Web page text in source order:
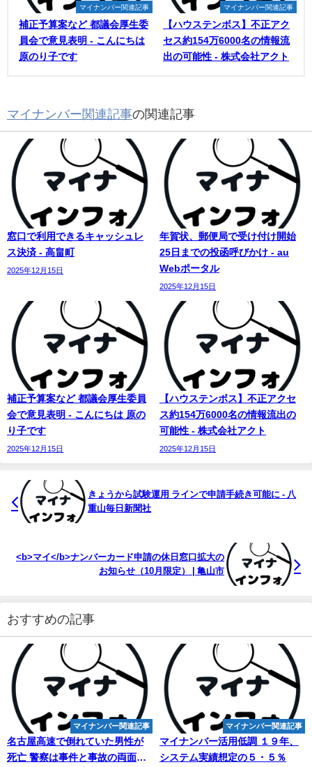
マイナンバー関連記事
補正予算案など 都議会厚生委
員会で意見表明 - こんにちは
原のり子です
マイナンバー関連記事
【ハウステンボス】不正アク
セス約154万6000名の情報流
出の可能性 - 株式会社アクト
マイナンバー関連記事の関連記事
窓口で利用できるキャッシュレ
ス決済 - 高畠町
2025年12月15日
年賀状、郵便局で受け付け開始
25日までの投函呼びかけ - au
Webポータル
2025年12月15日
補正予算案など 都議会厚生委員
会で意見表明 - こんにちは 原の
り子です
2025年12月15日
【ハウステンボス】不正アクセ
ス約154万6000名の情報流出の
可能性 - 株式会社アクト
2025年12月15日
きょうから試験運用 ラインで申請手続き可能に - 八
重山毎日新聞社
<b>マイ</b>ナンバーカード申請の休日窓口拡大の
お知らせ（10月限定） | 亀山市
おすすめの記事
マイナンバー関連記事
名古屋高速で倒れていた男性が
死亡 警察は事件と事故の両面で
マイナンバー関連記事
マイナンバー活用低調 １９年、
システム実績想定の５・５％